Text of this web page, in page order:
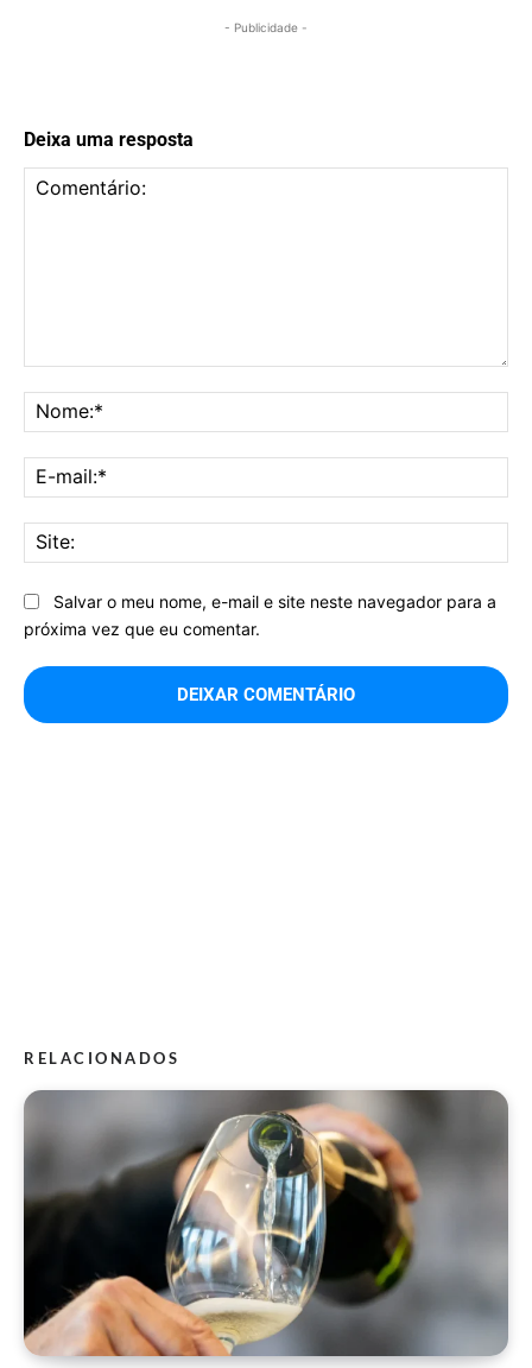
- Publicidade -
Deixa uma resposta
Salvar o meu nome, e-mail e site neste navegador para a
próxima vez que eu comentar.
RELACIONADOS